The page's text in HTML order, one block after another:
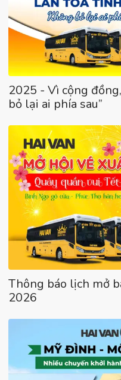
2025 - Vì cộng
bỏ lại ai phía sau”
Thông báo lịch mở
2026